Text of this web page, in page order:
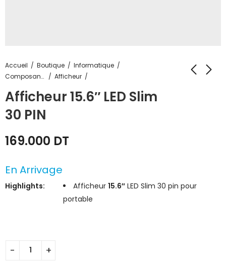
Accueil Boutique
Informatique
Composants Informatique
Afficheur
Afficheur 15.6″ LED Slim
30 PIN
169.000 DT
En Arrivage
Highlights: Afficheur 15.6″ LED Slim 30 pin pour
portable